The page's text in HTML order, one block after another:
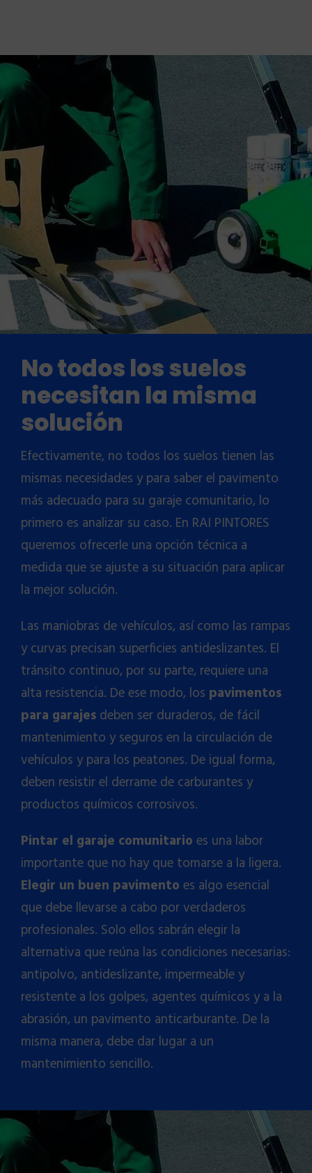
No todos los suelos
necesitan la misma
solución
Efectivamente, no todos los suelos tienen las
mismas necesidades y para saber el pavimento
más adecuado para su garaje comunitario, lo
primero es analizar su caso. En RAI PINTORES
queremos ofrecerle una opción técnica a
medida que se ajuste a su situación para aplicar
la mejor solución.
Las maniobras de vehículos, así como las rampas
y curvas precisan superficies antideslizantes. El
tránsito continuo, por su parte, requiere una
alta resistencia. De ese modo, los pavimentos
para garajes deben ser duraderos, de fácil
mantenimiento y seguros en la circulación de
vehículos y para los peatones. De igual forma,
deben resistir el derrame de carburantes y
productos químicos corrosivos.
Pintar el garaje comunitario es una labor
importante que no hay que tomarse a la ligera.
Elegir un buen pavimento es algo esencial
que debe llevarse a cabo por verdaderos
profesionales. Solo ellos sabrán elegir la
alternativa que reúna las condiciones necesarias:
antipolvo, antideslizante, impermeable y
resistente a los golpes, agentes químicos y a la
abrasión, un pavimento anticarburante. De la
misma manera, debe dar lugar a un
mantenimiento sencillo.